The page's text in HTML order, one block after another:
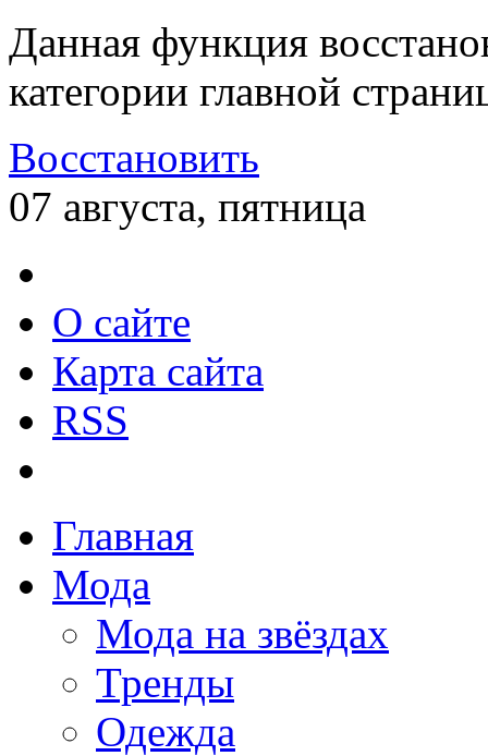
Данная функция
категории главной
Восстановить
07 августа, пятница
О сайте
Карта сайта
RSS
Главная
Мода
Мода на звёздах
Тренды
Одежда